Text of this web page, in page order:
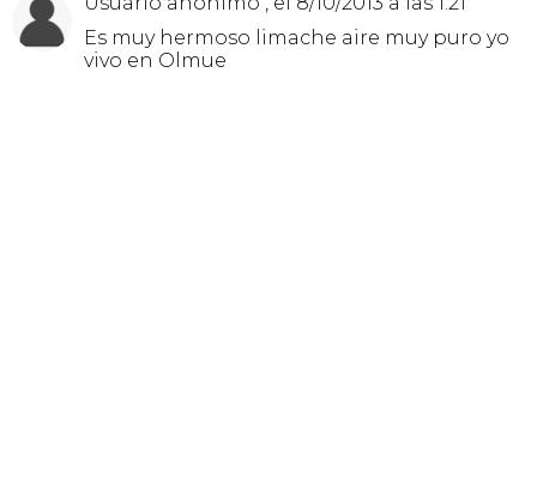
Es muy hermoso limache aire muy puro yo
vivo en Olmue